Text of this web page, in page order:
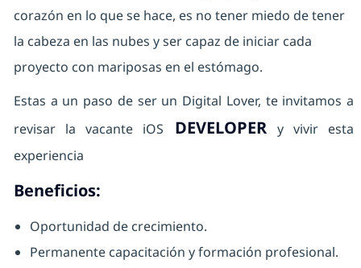
corazón en lo que se hace, es no tener miedo de tener
la cabeza en las nubes y ser capaz de iniciar cada
proyecto con mariposas en el estómago.
Estas a un paso de ser un Digital Lover, te invitamos a
revisar la vacante iOS
DEVELOPER y vivir esta
experiencia
Beneficios:
Oportunidad de crecimiento.
Permanente capacitación y formación profesional.